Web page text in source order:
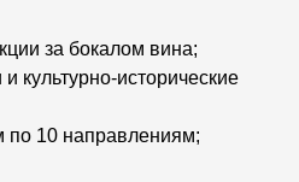
за бокалом вина;
культурно-исторические
по 10 направлениям;